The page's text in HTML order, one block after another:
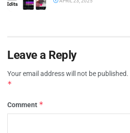
Leave a Reply
Your email address will not be published.
*
Comment *